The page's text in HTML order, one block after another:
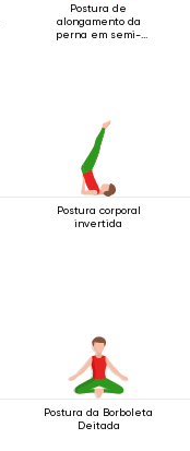
Postura de
alongamento da
perna em semi-
Postura corporal
invertida
Postura da Borboleta
Deitada